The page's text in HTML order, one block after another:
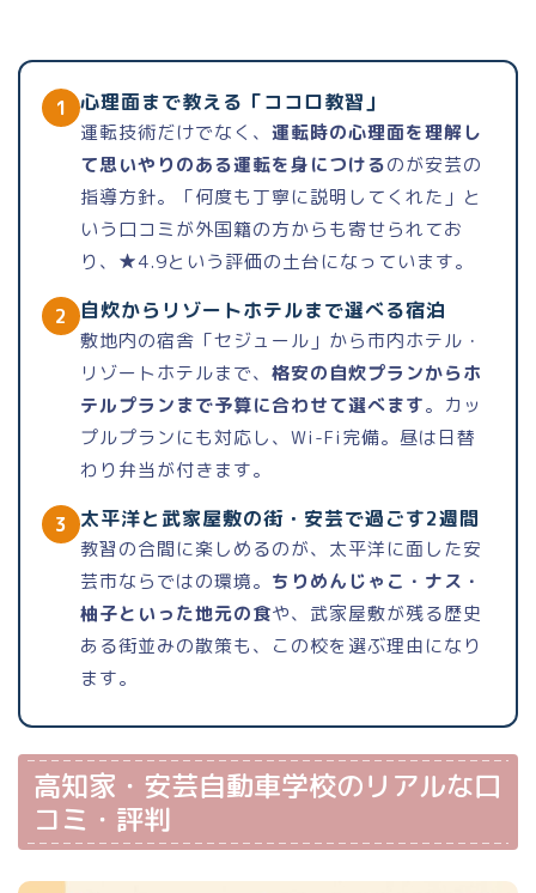
1 心理面まで教える「ココロ教習」
運転技術だけでなく、 運転時の心理面を理解し
て思いやりのある運転を身につけるのが安芸の
指導方針。「何度も丁寧に説明してくれた」と
いう口コミが外国籍の方からも寄せられてお
り、★4.9という評価の土台になっています。
2 自炊からリゾートホテルまで選べる宿泊
敷地内の宿舎「セジュール」から市内ホテル・
リゾートホテルまで、 格安の自炊プランからホ
テルプランまで予算に合わせて選べます。カッ
プルプランにも対応し、Wi-Fi完備。昼は日替
わり弁当が付きます。
3 太平洋と武家屋敷の街・安芸で過ごす2週間
教習の合間に楽しめるのが、太平洋に面した安
芸市ならではの環境。 ちりめんじゃこ・ナス・
柚子といった地元の食や、武家屋敷が残る歴史
ある街並みの散策も、この校を選ぶ理由になり
ます。
高知家・安芸自動車学校のリアルな口
コミ・評判